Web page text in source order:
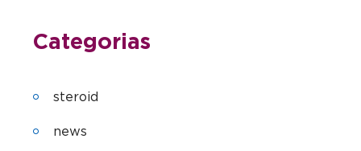
Categorias
steroid
news